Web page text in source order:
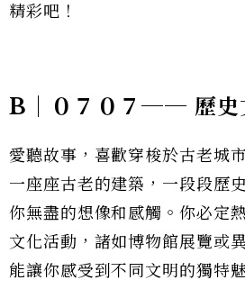
精彩吧！
B｜０７０７── 歷史
愛聽故事，喜歡穿梭於古老城
一座座古老的建築，一段段歷
你無盡的想像和感觸。你必定
文化活動，諸如博物館展覽或
能讓你感受到不同文明的獨特